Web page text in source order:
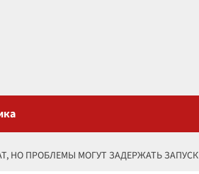
НО ПРОБЛЕМЫ МОГУТ ЗАДЕРЖАТЬ ЗАПУСК